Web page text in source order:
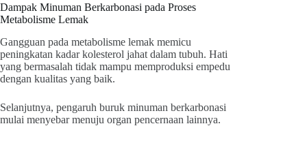
Dampak Minuman Berkarbonasi pada Proses
Metabolisme Lemak
Gangguan pada metabolisme lemak memicu
peningkatan kadar kolesterol jahat dalam tubuh. Hati
yang bermasalah tidak mampu memproduksi empedu
dengan kualitas yang baik.
Selanjutnya, pengaruh buruk minuman berkarbonasi
mulai menyebar menuju organ pencernaan lainnya.